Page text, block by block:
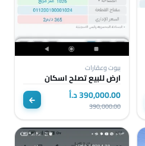
بيوت وعقارات
ارض للبيع تصلح اسكان
390,000.00 د.أ
390,000.00